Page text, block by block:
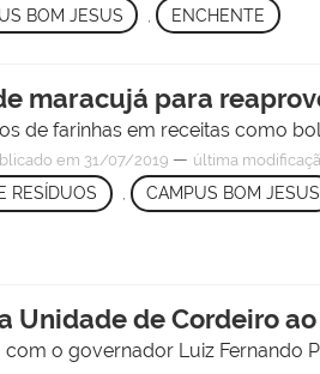
BOM JESUS , ENCHENTE
maracujá para
de farinhas em receitas como
em 31/07/2019 — última
RESÍDUOS , CAMPUS BOM JESUS
de Cordeiro
o governador Luiz Fernando